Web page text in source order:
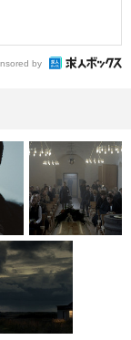
by